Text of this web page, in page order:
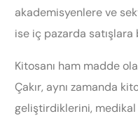
akademisyenlere ve
ise iç pazarda satışlara
Kitosanı ham madde
Çakır, aynı zamanda
geliştirdiklerini,